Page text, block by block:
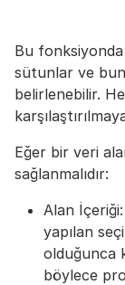
Bu fonksiyonda
sütunlar ve
belirlenebilir.
Eğer bir veri
sağlanmalıdır:
Alan
yapılan
olduğunca
böylece